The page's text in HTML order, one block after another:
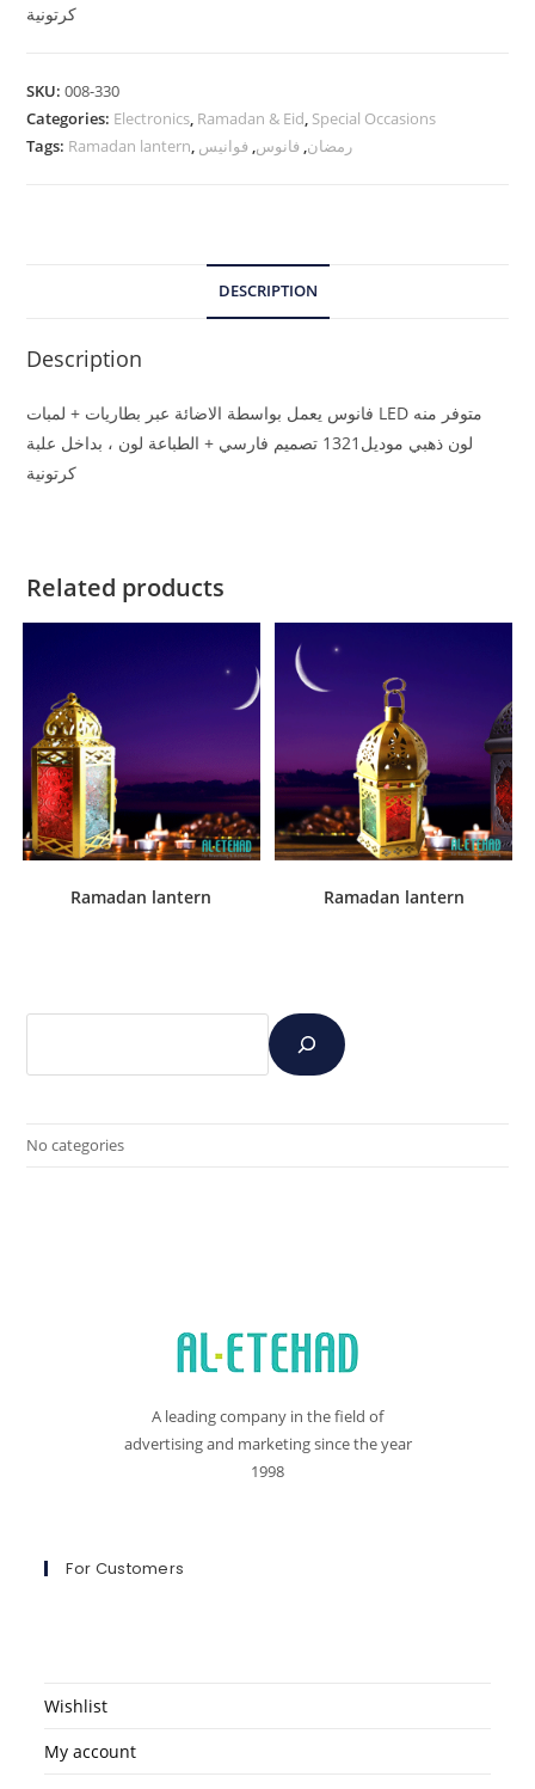
كرتونية
SKU:008-330
Categories: Electronics, Ramadan & Eid, Special Occasions
Tags: Ramadan lantern, رمضان, فانوس, فوانيس
DESCRIPTION
Description
فانوس يعمل بواسطة الاضائة عبر بطاريات + لمبات LED متوفر منه
لون ذهبي موديل1321 تصميم فارسي + الطباعة لون ، بداخل علبة
كرتونية
Related products
Ramadan lantern Ramadan lantern
No categories
A leading company in the field of
advertising and marketing since the year
1998
For Customers
Wishlist
My account